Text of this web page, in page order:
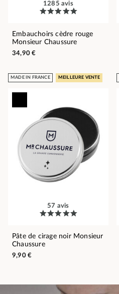
1285 avis
Embauchoirs cèdre rouge
Monsieur Chaussure
34,90 €
MADE IN FRANCE MEILLEURE VENTE
57 avis
Pâte de cirage noir Monsieur
Chaussure
9,90 €